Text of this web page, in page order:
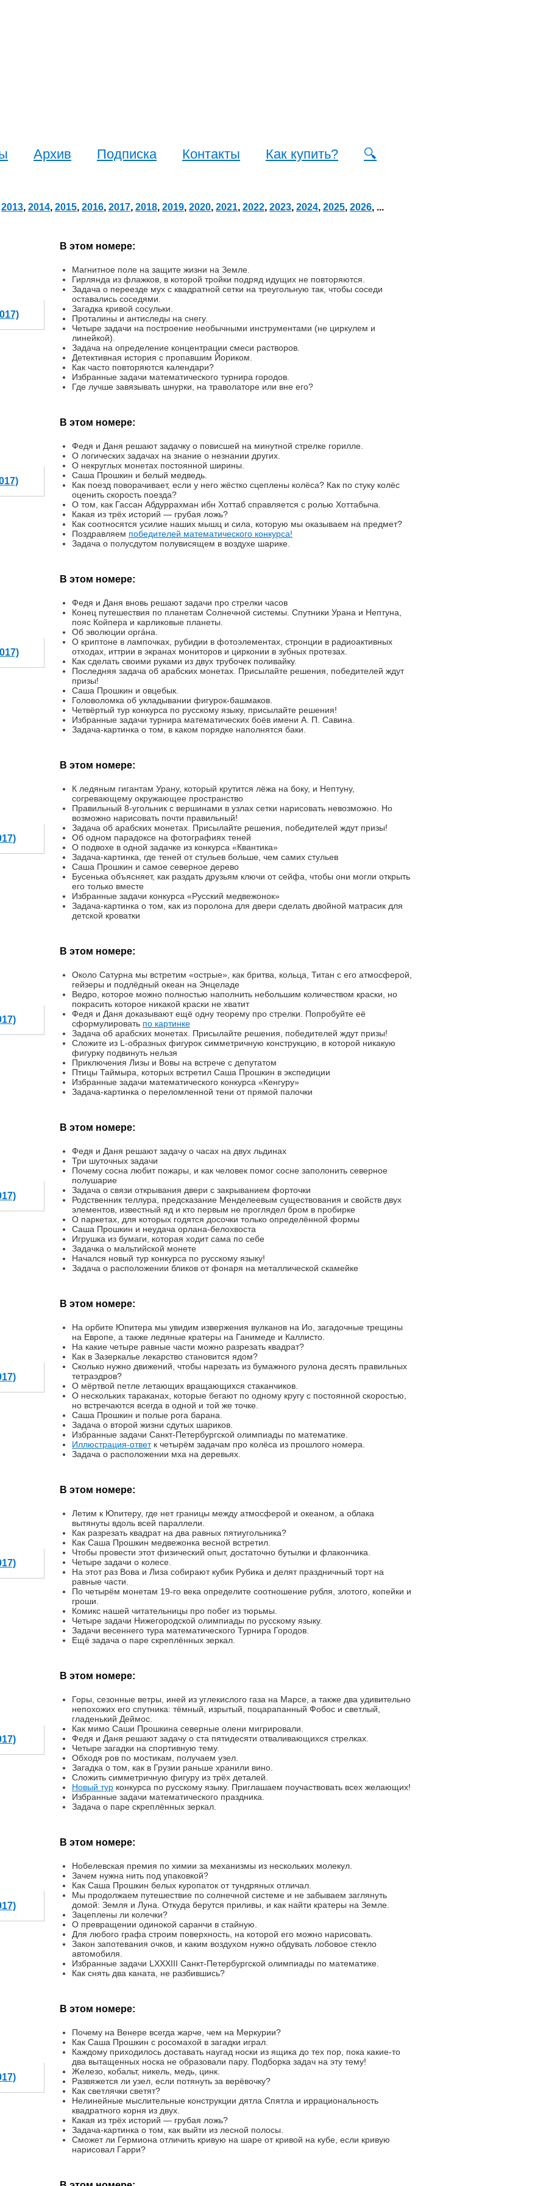
Архив Подписка Контакты Как купить? 🔍
2013, 2014, 2015, 2016, 2017, 2018, 2019, 2020, 2021, 2022, 2023, 2024, 2025, 2026, ...
В этом номере:
Магнитное поле на защите жизни на Земле.
Гирлянда из флажков, в которой тройки подряд идущих не повторяются.
Задача о переезде мух с квадратной сетки на треугольную так, чтобы соседи
оставались соседями.
Загадка кривой сосульки.
Проталины и антиследы на снегу.
Четыре задачи на построение необычными инструментами (не циркулем и
линейкой).
Задача на определение концентрации смеси растворов.
Детективная история с пропавшим Йориком.
Как часто повторяются календари?
Избранные задачи математического турнира городов.
Где лучше завязывать шнурки, на траволаторе или вне его?
В этом номере:
Федя и Даня решают задачку о повисшей на минутной стрелке горилле.
О логических задачах на знание о незнании других.
О некруглых монетах постоянной ширины.
Саша Прошкин и белый медведь.
Как поезд поворачивает, если у него жёстко сцеплены колёса? Как по стуку колёс
оценить скорость поезда?
О том, как Гассан Абдуррахман ибн Хоттаб справляется с ролью Хоттабыча.
Какая из трёх историй — грубая ложь?
Как соотносятся усилие наших мышц и сила, которую мы оказываем на предмет?
Поздравляем победителей математического конкурса!
Задача о полусдутом полувисящем в воздухе шарике.
В этом номере:
Федя и Даня вновь решают задачи про стрелки часов
Конец путешествия по планетам Солнечной системы. Спутники Урана и Нептуна,
пояс Койпера и карликовые планеты.
Об эволюции оргáна.
О криптоне в лампочках, рубидии в фотоэлементах, стронции в радиоактивных
отходах, иттрии в экранах мониторов и цирконии в зубных протезах.
Как сделать своими руками из двух трубочек поливайку.
Последняя задача об арабских монетах. Присылайте решения, победителей ждут
призы!
Саша Прошкин и овцебык.
Головоломка об укладывании фигурок-башмаков.
Четвёртый тур конкурса по русскому языку, присылайте решения!
Избранные задачи турнира математических боёв имени А. П. Савина.
Задача-картинка о том, в каком порядке наполнятся баки.
В этом номере:
К ледяным гигантам Урану, который крутится лёжа на боку, и Нептуну,
согревающему окружающее пространство
Правильный 8-угольник с вершинами в узлах сетки нарисовать невозможно. Но
возможно нарисовать почти правильный!
Задача об арабских монетах. Присылайте решения, победителей ждут призы!
Об одном парадоксе на фотографиях теней
О подвохе в одной задачке из конкурса «Квантика»
Задача-картинка, где теней от стульев больше, чем самих стульев
Саша Прошкин и самое северное дерево
Бусенька объясняет, как раздать друзьям ключи от сейфа, чтобы они могли открыть
его только вместе
Избранные задачи конкурса «Русский медвежонок»
Задача-картинка о том, как из поролона для двери сделать двойной матрасик для
детской кроватки
В этом номере:
Около Сатурна мы встретим «острые», как бритва, кольца, Титан с его атмосферой,
гейзеры и подлёдный океан на Энцеладе
Ведро, которое можно полностью наполнить небольшим количеством краски, но
покрасить которое никакой краски не хватит
Федя и Даня доказывают ещё одну теорему про стрелки. Попробуйте её
сформулировать по картинке
Задача об арабских монетах. Присылайте решения, победителей ждут призы!
Сложите из L-образных фигурок симметричную конструкцию, в которой никакую
фигурку подвинуть нельзя
Приключения Лизы и Вовы на встрече с депутатом
Птицы Таймыра, которых встретил Саша Прошкин в экспедиции
Избранные задачи математического конкурса «Кенгуру»
Задача-картинка о переломленной тени от прямой палочки
В этом номере:
Федя и Даня решают задачу о часах на двух льдинах
Три шуточных задачи
Почему сосна любит пожары, и как человек помог сосне заполонить северное
полушарие
Задача о связи открывания двери с закрыванием форточки
Родственник теллура, предсказание Менделеевым существования и свойств двух
элементов, известный яд и кто первым не проглядел бром в пробирке
О паркетах, для которых годятся досочки только определённой формы
Саша Прошкин и неудача орлана-белохвоста
Игрушка из бумаги, которая ходит сама по себе
Задачка о мальтийской монете
Начался новый тур конкурса по русскому языку!
Задача о расположении бликов от фонаря на металлической скамейке
В этом номере:
На орбите Юпитера мы увидим извержения вулканов на Ио, загадочные трещины
на Европе, а также ледяные кратеры на Ганимеде и Каллисто.
На какие четыре равные части можно разрезать квадрат?
Как в Зазеркалье лекарство становится ядом?
Сколько нужно движений, чтобы нарезать из бумажного рулона десять правильных
тетраэдров?
О мёртвой петле летающих вращающихся стаканчиков.
О нескольких тараканах, которые бегают по одному кругу с постоянной скоростью,
но встречаются всегда в одной и той же точке.
Саша Прошкин и полые рога барана.
Задача о второй жизни сдутых шариков.
Избранные задачи Санкт-Петербургской олимпиады по математике.
Иллюстрация-ответк четырём задачам про колёса из прошлого номера.
Задача о расположении мха на деревьях.
В этом номере:
Летим к Юпитеру, где нет границы между атмосферой и океаном, а облака
вытянуты вдоль всей параллели.
Как разрезать квадрат на два равных пятиугольника?
Как Саша Прошкин медвежонка весной встретил.
Чтобы провести этот физический опыт, достаточно бутылки и флакончика.
Четыре задачи о колесе.
На этот раз Вова и Лиза собирают кубик Рубика и делят праздничный торт на
равные части.
По четырём монетам 19-го века определите соотношение рубля, злотого, копейки и
гроши.
Комикс нашей читательницы про побег из тюрьмы.
Четыре задачи Нижегородской олимпиады по русскому языку.
Задачи весеннего тура математического Турнира Городов.
Ещё задача о паре скреплённых зеркал.
В этом номере:
Горы, сезонные ветры, иней из углекислого газа на Марсе, а также два удивительно
непохожих его спутника: тёмный, изрытый, поцарапанный Фобос и светлый,
гладенький Деймос.
Как мимо Саши Прошкина северные олени мигрировали.
Федя и Даня решают задачу о ста пятидесяти отваливающихся стрелках.
Четыре загадки на спортивную тему.
Обходя ров по мостикам, получаем узел.
Загадка о том, как в Грузии раньше хранили вино.
Сложить симметричную фигуру из трёх деталей.
Новый тур конкурса по русскому языку. Приглашаем поучаствовать всех желающих!
Избранные задачи математического праздника.
Задача о паре скреплённых зеркал.
В этом номере:
Нобелевская премия по химии за механизмы из нескольких молекул.
Зачем нужна нить под упаковкой?
Как Саша Прошкин белых куропаток от тундряных отличал.
Мы продолжаем путешествие по солнечной системе и не забываем заглянуть
домой: Земля и Луна. Откуда берутся приливы, и как найти кратеры на Земле.
Зацеплены ли колечки?
О превращении одинокой саранчи в стайную.
Для любого графа строим поверхность, на которой его можно нарисовать.
Закон запотевания очков, и каким воздухом нужно обдувать лобовое стекло
автомобиля.
Избранные задачи LXXXIII Санкт-Петербургской олимпиады по математике.
Как снять два каната, не разбившись?
В этом номере:
Почему на Венере всегда жарче, чем на Меркурии?
Как Саша Прошкин с росомахой в загадки играл.
Каждому приходилось доставать наугад носки из ящика до тех пор, пока какие-то
два вытащенных носка не образовали пару. Подборка задач на эту тему!
Железо, кобальт, никель, медь, цинк.
Развяжется ли узел, если потянуть за верёвочку?
Как светлячки светят?
Нелинейные мыслительные конструкции дятла Спятла и иррациональность
квадратного корня из двух.
Какая из трёх историй — грубая ложь?
Задача-картинка о том, как выйти из лесной полосы.
Сможет ли Гермиона отличить кривую на шаре от кривой на кубе, если кривую
нарисовал Гарри?